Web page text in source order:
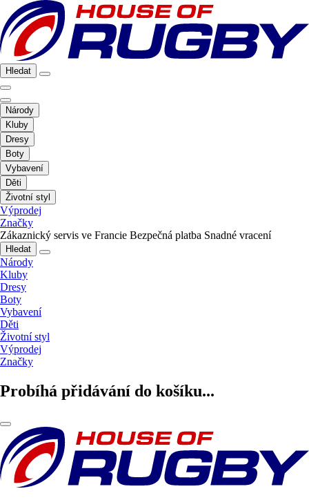
Hledat
Národy
Kluby
Dresy
Boty
Vybavení
Děti
Životní styl
Výprodej
Značky
Zákaznický servis ve Francie Bezpečná platba Snadné vracení
Hledat
Národy
Kluby
Dresy
Boty
Vybavení
Děti
Životní styl
Výprodej
Značky
Probíhá přidávání do košíku...